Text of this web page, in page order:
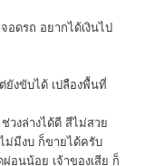
อดรถ อยากได้เงินไป
ยังขับได้ เปลืองพื้นที่
วงล่างได้ดี สีไม่สวย
มีงบ ก็ขายได้ครับ
อนน้อย เจ้าของเสีย ก็